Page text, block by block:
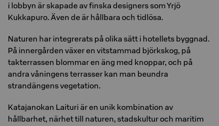
i lobbyn är skapade av finska designers som Yrjö
Kukkapuro. Även de är hållbara och tidlösa.
Naturen har integrerats på olika sätt i hotellets byggnad.
På innergården växer en vitstammad björkskog, på
takterrassen blommar en äng med knoppar, och på
andra våningens terrasser kan man beundra
strandängens vegetation.
Katajanokan Laituri är en unik kombination av
hållbarhet, närhet till naturen, stadskultur och maritim